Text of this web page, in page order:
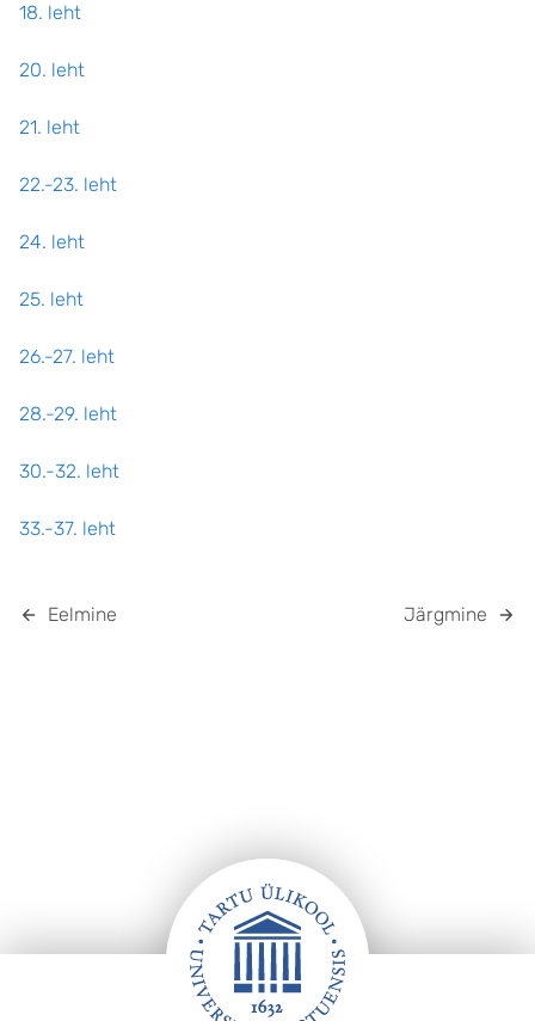
18. leht
20. leht
21. leht
22.-23. leht
24. leht
25. leht
26.-27. leht
28.-29. leht
30.-32. leht
33.-37. leht
Eelmine Järgmine